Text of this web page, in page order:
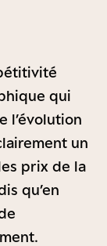
qui
l’évolution
un
prix de la
qu’en